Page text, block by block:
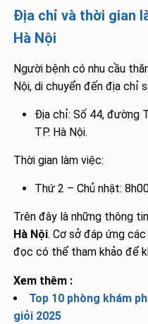
Địa chỉ và thời gian
Hà Nội
Người bệnh có nhu cầu
Nội, di chuyển đến địa chỉ
Địa chỉ: Số 44, đường
TP. Hà Nội.
Thời gian làm việc:
Thứ 2 – Chủ nhật:
Trên đây là những thông
Hà Nội. Cơ sở đáp ứng
đọc có thể tham khảo để
Xem thêm :
Top 10 phòng khám
giỏi 2025